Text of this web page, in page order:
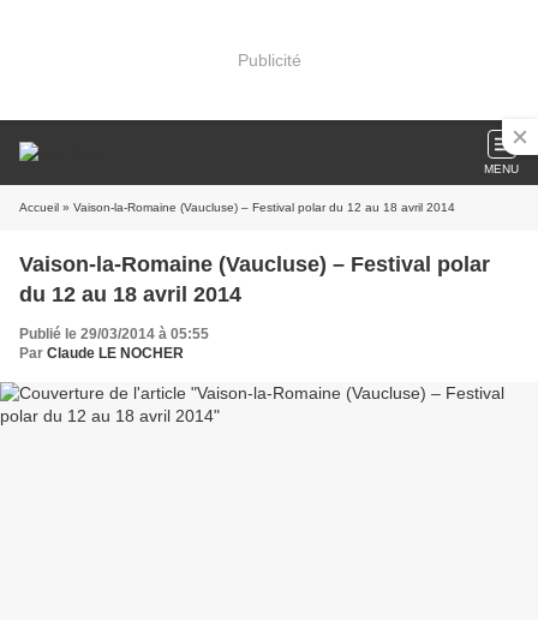
Publicité
MENU
Accueil » Vaison-la-Romaine (Vaucluse) – Festival polar du 12 au 18 avril 2014
Vaison-la-Romaine (Vaucluse) – Festival polar
du 12 au 18 avril 2014
Publié le 29/03/2014 à 05:55
Par Claude LE NOCHER